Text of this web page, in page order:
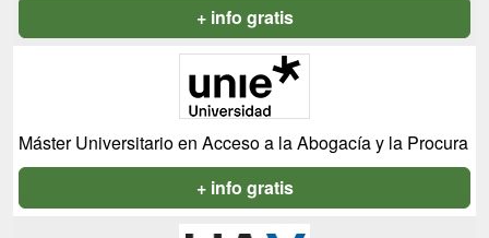
+ info gratis
Máster Universitario en Acceso a la Abogacía y la Procura
+ info gratis